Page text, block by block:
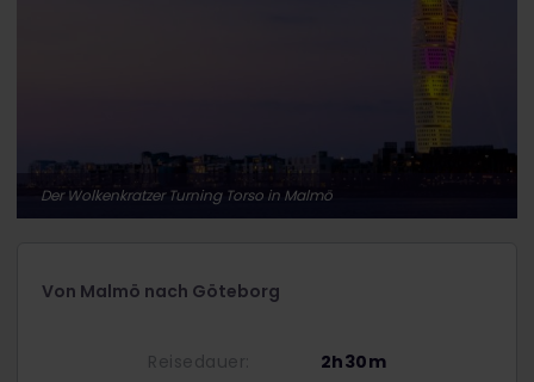
Der Wolkenkratzer Turning Torso in Malmö
Von Malmö nach Göteborg
Reisedauer:
2h30m